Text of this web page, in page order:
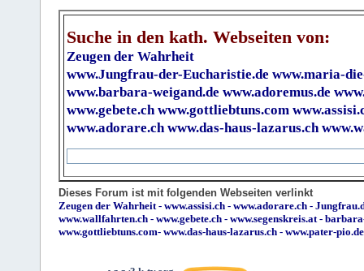
Suche in den kath. Webseiten von:
Zeugen der Wahrheit
www.Jungfrau-der-Eucharistie.de www.maria-
www.barbara-weigand.de www.adoremus.de
www.gebete.ch www.gottliebtuns.com
www.adorare.ch www.das-haus-lazarus.ch
Dieses Forum ist mit folgenden Webseiten verlinkt
Zeugen der Wahrheit- www.assisi.ch - www.adorare.ch -
www.wallfahrten.ch - www.gebete.ch - www.segenskreis.at-
www.gottliebtuns.com- www.das-haus-lazarus.ch - www.pater-pio.de